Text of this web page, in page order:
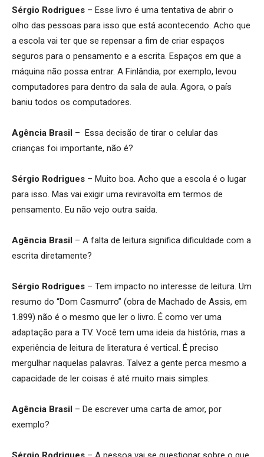
Sérgio Rodrigues – Esse livro é uma tentativa de abrir o
olho das pessoas para isso que está acontecendo. Acho que
a escola vai ter que se repensar a fim de criar espaços
seguros para o pensamento e a escrita. Espaços em que a
máquina não possa entrar. A Finlândia, por exemplo, levou
computadores para dentro da sala de aula. Agora, o país
baniu todos os computadores.
Agência Brasil – Essa decisão de tirar o celular das
crianças foi importante, não é?
Sérgio Rodrigues – Muito boa. Acho que a escola é o lugar
para isso. Mas vai exigir uma reviravolta em termos de
pensamento. Eu não vejo outra saída.
Agência Brasil – A falta de leitura significa dificuldade com a
escrita diretamente?
Sérgio Rodrigues – Tem impacto no interesse de leitura. Um
resumo do “Dom Casmurro” (obra de Machado de Assis, em
1.899) não é o mesmo que ler o livro. É como ver uma
adaptação para a TV. Você tem uma ideia da história, mas a
experiência de leitura de literatura é vertical. É preciso
mergulhar naquelas palavras. Talvez a gente perca mesmo a
capacidade de ler coisas é até muito mais simples.
Agência Brasil – De escrever uma carta de amor, por
exemplo?